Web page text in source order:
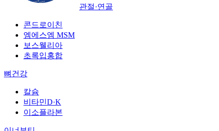
관절·연골
콘드로이친
엠에스엠 MSM
보스웰리아
초록입홍합
뼈건강
칼슘
비타민D·K
이소플라본